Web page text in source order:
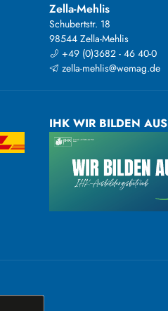
Zella-Mehlis
Schubertstr. 18
98544 Zella-Mehlis
+49 (0)3682 - 46 40-0
zella-mehlis@wemag.de
IHK WIR BILDEN AUS